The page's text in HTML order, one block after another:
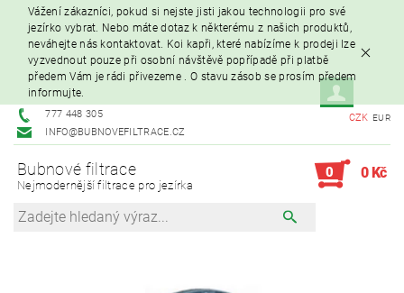
Vážení zákazníci, pokud si nejste jisti jakou technologii pro své
jezírko vybrat. Nebo máte dotaz k některému z našich produktů,
neváhejte nás kontaktovat. Koi kapři, které nabízíme k prodeji lze
vyzvednout pouze při osobní návštěvě popřípadě při platbě
předem Vám je rádi přivezeme . O stavu zásob se prosím předem
informujte.
777 448 305
INFO@BUBNOVEFILTRACE.CZ
CZK EUR
Bubnové filtrace
Nejmodernější filtrace pro jezírka
0 0 Kč